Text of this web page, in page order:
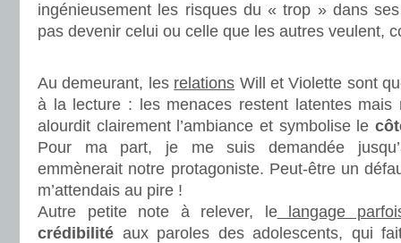
ingénieusement les risques du « trop » dans
pas devenir celui ou celle que les autres veulent,
Au demeurant, les relations Will et Violette sont
à la lecture : les menaces restent latentes mais
alourdit clairement l’ambiance et symbolise le
Pour ma part, je me suis demandée
emmènerait notre protagoniste. Peut-être un
m’attendais au pire !
Autre petite note à relever, lelangage
crédibilité aux paroles des adolescents, qui